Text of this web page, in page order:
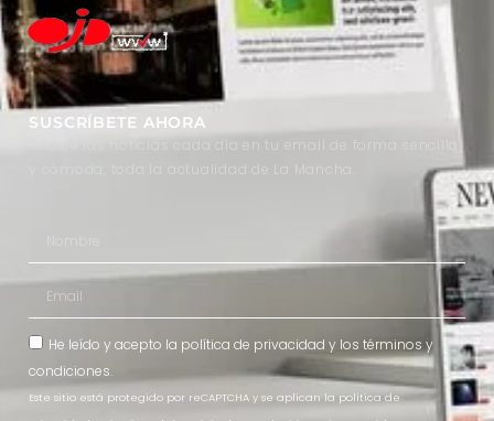
SUSCRÍBETE AHORA
Recibe las noticias cada día en tu email de forma sencilla
y cómoda, toda la actualidad de La Mancha.
He leído y acepto la política de privacidad y lostérminos y
condiciones.
Este sitio está protegido por reCAPTCHA y se aplican la política de